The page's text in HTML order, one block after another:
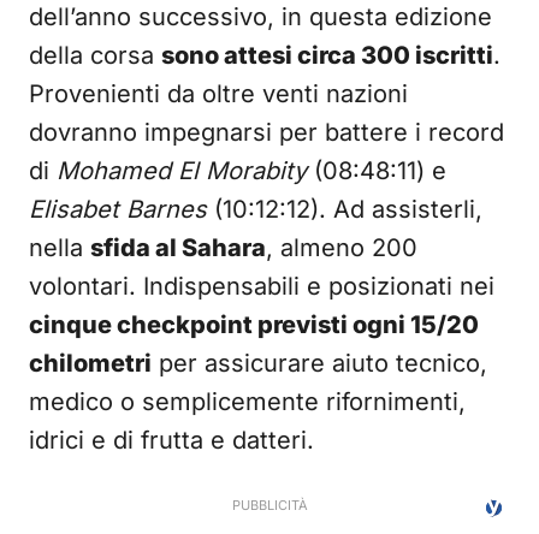
dell’anno successivo, in questa edizione
della corsa sono attesi circa 300 iscritti.
Provenienti da oltre venti nazioni
dovranno impegnarsi per battere i record
di Mohamed El Morabity(08:48:11) e
Elisabet Barnes(10:12:12). Ad assisterli,
nella sfida al Sahara, almeno 200
volontari. Indispensabili e posizionati nei
cinque checkpoint previsti ogni 15/20
chilometri per assicurare aiuto tecnico,
medico o semplicemente rifornimenti,
idrici e di frutta e datteri.